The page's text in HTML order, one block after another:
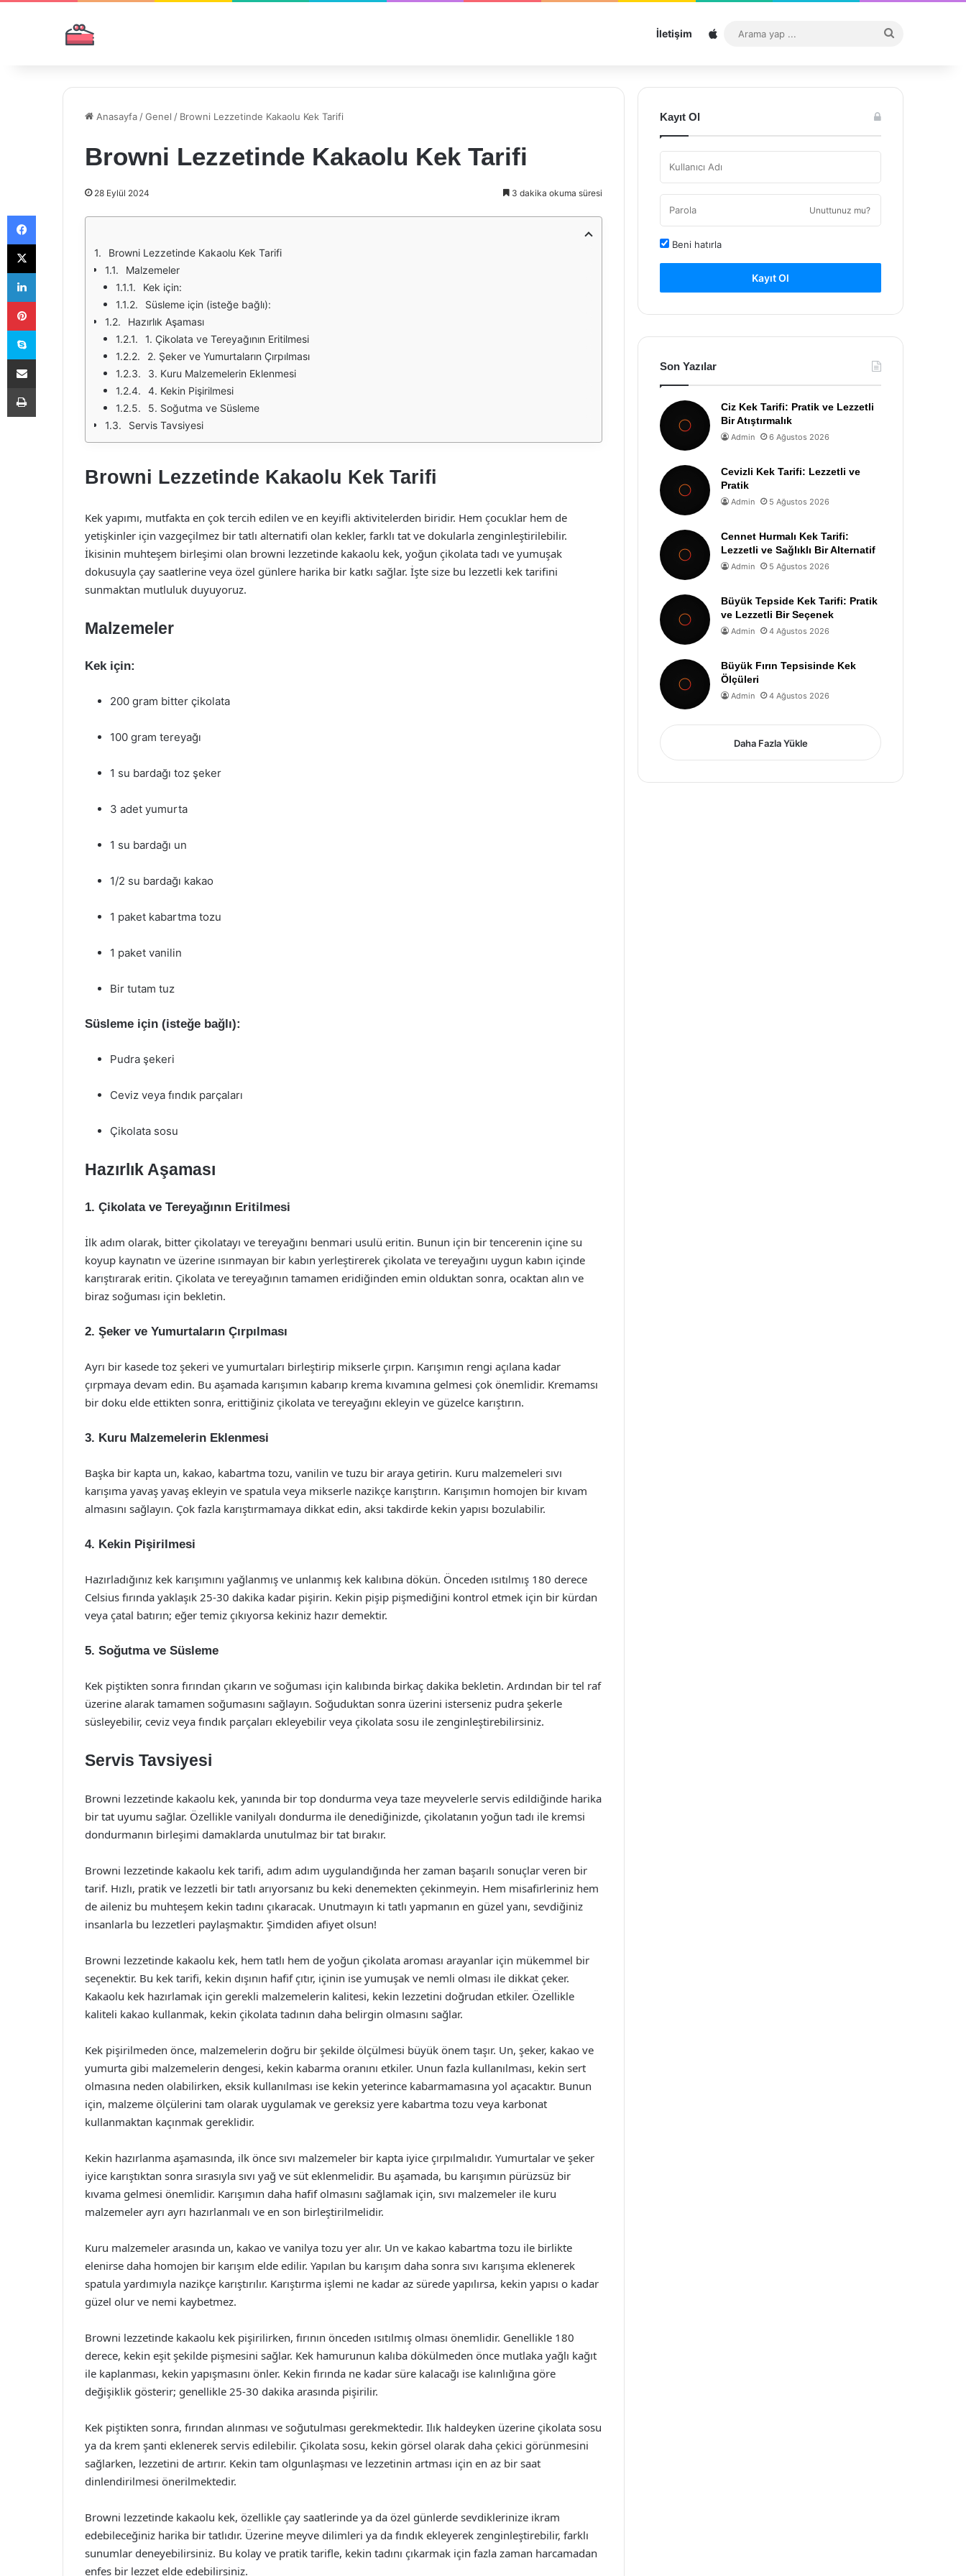
İletişim Sitemap
...
Anasayfa /Genel / Browni Lezzetinde Kakaolu Kek Tarifi
Browni Lezzetinde Kakaolu Kek Tarifi
28 Eylül 2024 3 dakika okuma süresi
Browni Lezzetinde Kakaolu Kek Tarifi
Malzemeler
Kek için:
Süsleme için (isteğe bağlı):
Hazırlık Aşaması
1. Çikolata ve Tereyağının Eritilmesi
2. Şeker ve Yumurtaların Çırpılması
3. Kuru Malzemelerin Eklenmesi
4. Kekin Pişirilmesi
5. Soğutma ve Süsleme
Servis Tavsiyesi
Browni Lezzetinde Kakaolu Kek Tarifi
Kek yapımı, mutfakta en çok tercih edilen ve en keyifli aktivitelerden biridir. Hem çocuklar hem de
yetişkinler için vazgeçilmez bir tatlı alternatifi olan kekler, farklı tat ve dokularla zenginleştirilebilir.
İkisinin muhteşem birleşimi olan browni lezzetinde kakaolu kek, yoğun çikolata tadı ve yumuşak
dokusuyla çay saatlerine veya özel günlere harika bir katkı sağlar. İşte size bu lezzetli kek tarifini
sunmaktan mutluluk duyuyoruz.
Malzemeler
Kek için:
200 gram bitter çikolata
100 gram tereyağı
1 su bardağı toz şeker
3 adet yumurta
1 su bardağı un
1/2 su bardağı kakao
1 paket kabartma tozu
1 paket vanilin
Bir tutam tuz
Süsleme için (isteğe bağlı):
Pudra şekeri
Ceviz veya fındık parçaları
Çikolata sosu
Hazırlık Aşaması
1. Çikolata ve Tereyağının Eritilmesi
İlk adım olarak, bitter çikolatayı ve tereyağını benmari usulü eritin. Bunun için bir tencerenin içine su
koyup kaynatın ve üzerine ısınmayan bir kabın yerleştirerek çikolata ve tereyağını uygun kabın içinde
karıştırarak eritin. Çikolata ve tereyağının tamamen eridiğinden emin olduktan sonra, ocaktan alın ve
biraz soğuması için bekletin.
2. Şeker ve Yumurtaların Çırpılması
Ayrı bir kasede toz şekeri ve yumurtaları birleştirip mikserle çırpın. Karışımın rengi açılana kadar
çırpmaya devam edin. Bu aşamada karışımın kabarıp krema kıvamına gelmesi çok önemlidir. Kremamsı
bir doku elde ettikten sonra, erittiğiniz çikolata ve tereyağını ekleyin ve güzelce karıştırın.
3. Kuru Malzemelerin Eklenmesi
Başka bir kapta un, kakao, kabartma tozu, vanilin ve tuzu bir araya getirin. Kuru malzemeleri sıvı
karışıma yavaş yavaş ekleyin ve spatula veya mikserle nazikçe karıştırın. Karışımın homojen bir kıvam
almasını sağlayın. Çok fazla karıştırmamaya dikkat edin, aksi takdirde kekin yapısı bozulabilir.
4. Kekin Pişirilmesi
Hazırladığınız kek karışımını yağlanmış ve unlanmış kek kalıbına dökün. Önceden ısıtılmış 180 derece
Celsius fırında yaklaşık 25-30 dakika kadar pişirin. Kekin pişip pişmediğini kontrol etmek için bir kürdan
veya çatal batırın; eğer temiz çıkıyorsa kekiniz hazır demektir.
5. Soğutma ve Süsleme
Kek piştikten sonra fırından çıkarın ve soğuması için kalıbında birkaç dakika bekletin. Ardından bir tel raf
üzerine alarak tamamen soğumasını sağlayın. Soğuduktan sonra üzerini isterseniz pudra şekerle
süsleyebilir, ceviz veya fındık parçaları ekleyebilir veya çikolata sosu ile zenginleştirebilirsiniz.
Servis Tavsiyesi
Browni lezzetinde kakaolu kek, yanında bir top dondurma veya taze meyvelerle servis edildiğinde harika
bir tat uyumu sağlar. Özellikle vanilyalı dondurma ile denediğinizde, çikolatanın yoğun tadı ile kremsi
dondurmanın birleşimi damaklarda unutulmaz bir tat bırakır.
Browni lezzetinde kakaolu kek tarifi, adım adım uygulandığında her zaman başarılı sonuçlar veren bir
tarif. Hızlı, pratik ve lezzetli bir tatlı arıyorsanız bu keki denemekten çekinmeyin. Hem misafirleriniz hem
de aileniz bu muhteşem kekin tadını çıkaracak. Unutmayın ki tatlı yapmanın en güzel yanı, sevdiğiniz
insanlarla bu lezzetleri paylaşmaktır. Şimdiden afiyet olsun!
Browni lezzetinde kakaolu kek, hem tatlı hem de yoğun çikolata aroması arayanlar için mükemmel bir
seçenektir. Bu kek tarifi, kekin dışının hafif çıtır, içinin ise yumuşak ve nemli olması ile dikkat çeker.
Kakaolu kek hazırlamak için gerekli malzemelerin kalitesi, kekin lezzetini doğrudan etkiler. Özellikle
kaliteli kakao kullanmak, kekin çikolata tadının daha belirgin olmasını sağlar.
Kek pişirilmeden önce, malzemelerin doğru bir şekilde ölçülmesi büyük önem taşır. Un, şeker, kakao ve
yumurta gibi malzemelerin dengesi, kekin kabarma oranını etkiler. Unun fazla kullanılması, kekin sert
olmasına neden olabilirken, eksik kullanılması ise kekin yeterince kabarmamasına yol açacaktır. Bunun
için, malzeme ölçülerini tam olarak uygulamak ve gereksiz yere kabartma tozu veya karbonat
kullanmaktan kaçınmak gereklidir.
Kekin hazırlanma aşamasında, ilk önce sıvı malzemeler bir kapta iyice çırpılmalıdır. Yumurtalar ve şeker
iyice karıştıktan sonra sırasıyla sıvı yağ ve süt eklenmelidir. Bu aşamada, bu karışımın pürüzsüz bir
kıvama gelmesi önemlidir. Karışımın daha hafif olmasını sağlamak için, sıvı malzemeler ile kuru
malzemeler ayrı ayrı hazırlanmalı ve en son birleştirilmelidir.
Kuru malzemeler arasında un, kakao ve vanilya tozu yer alır. Un ve kakao kabartma tozu ile birlikte
elenirse daha homojen bir karışım elde edilir. Yapılan bu karışım daha sonra sıvı karışıma eklenerek
spatula yardımıyla nazikçe karıştırılır. Karıştırma işlemi ne kadar az sürede yapılırsa, kekin yapısı o kadar
güzel olur ve nemi kaybetmez.
Browni lezzetinde kakaolu kek pişirilirken, fırının önceden ısıtılmış olması önemlidir. Genellikle 180
derece, kekin eşit şekilde pişmesini sağlar. Kek hamurunun kalıba dökülmeden önce mutlaka yağlı kağıt
ile kaplanması, kekin yapışmasını önler. Kekin fırında ne kadar süre kalacağı ise kalınlığına göre
değişiklik gösterir; genellikle 25-30 dakika arasında pişirilir.
Kek piştikten sonra, fırından alınması ve soğutulması gerekmektedir. Ilık haldeyken üzerine çikolata sosu
ya da krem şanti eklenerek servis edilebilir. Çikolata sosu, kekin görsel olarak daha çekici görünmesini
sağlarken, lezzetini de artırır. Kekin tam olgunlaşması ve lezzetinin artması için en az bir saat
dinlendirilmesi önerilmektedir.
Browni lezzetinde kakaolu kek, özellikle çay saatlerinde ya da özel günlerde sevdiklerinize ikram
edebileceğiniz harika bir tatlıdır. Üzerine meyve dilimleri ya da fındık ekleyerek zenginleştirebilir, farklı
sunumlar deneyebilirsiniz. Bu kolay ve pratik tarifle, kekin tadını çıkarmak için fazla zaman harcamadan
enfes bir lezzet elde edebilirsiniz.
Kayıt Ol
Unuttunuz mu?
Beni hatırla
Kayıt Ol
Son Yazılar
Ciz Kek Tarifi: Pratik ve Lezzetli
Bir Atıştırmalık
Admin 6 Ağustos 2026
Cevizli Kek Tarifi: Lezzetli ve
Pratik
Admin 5 Ağustos 2026
Cennet Hurmalı Kek Tarifi:
Lezzetli ve Sağlıklı Bir Alternatif
Admin 5 Ağustos 2026
Büyük Tepside Kek Tarifi: Pratik
ve Lezzetli Bir Seçenek
Admin 4 Ağustos 2026
Büyük Fırın Tepsisinde Kek
Ölçüleri
Admin 4 Ağustos 2026
Daha Fazla Yükle
Facebook
X
LinkedIn
Pinterest
Skype
E-Posta ile paylaş